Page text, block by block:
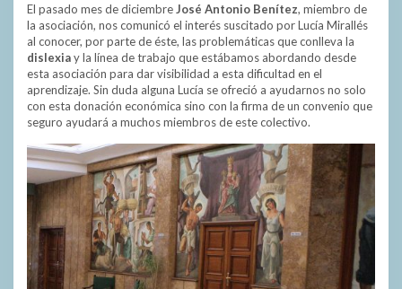
El pasado mes de diciembreJosé Antonio Benítez, miembro de
la asociación, nos comunicó el interés suscitado por Lucía Mirallés
al conocer, por parte de éste, las problemáticas que conlleva la
dislexiay la línea de trabajo que estábamos abordando desde
esta asociación para dar visibilidad a esta dificultad en el
aprendizaje. Sin duda alguna Lucía se ofreció a ayudarnos no solo
con esta donación económica sino con la firma de un convenio que
seguro ayudará a muchos miembros de este colectivo.